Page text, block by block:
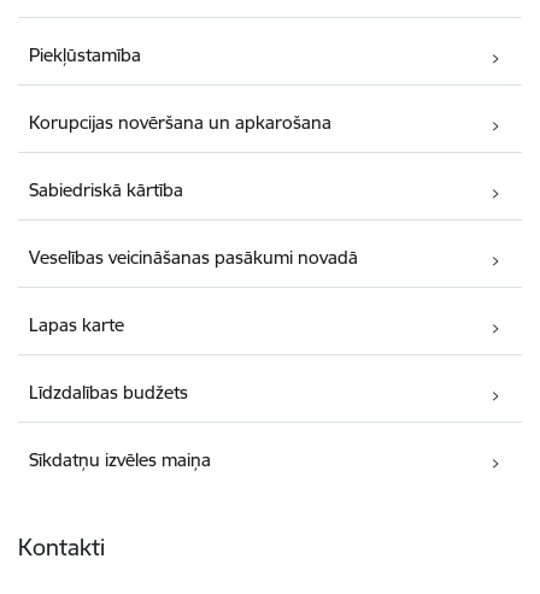
Piekļūstamība
Korupcijas novēršana un apkarošana
Sabiedriskā kārtība
Veselības veicināšanas pasākumi novadā
Lapas karte
Līdzdalības budžets
Sīkdatņu izvēles maiņa
Kontakti